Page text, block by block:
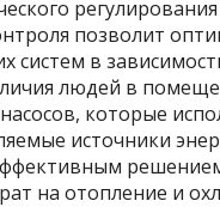
позволит
систем в
людей в
которые
источники
на отопление и